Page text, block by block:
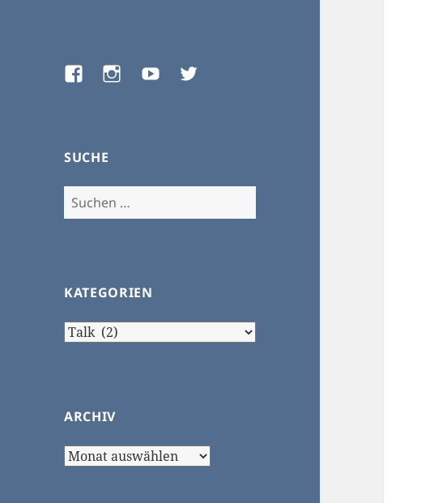
FacebookInstagramYoutubeTwitter
SUCHE
Suchen
nach:
KATEGORIEN
Kategorien
ARCHIV
Archiv